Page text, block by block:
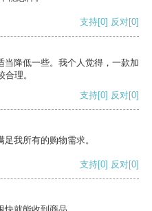
支持[0] 反对[0]
降低一些。我个人觉得，一款加
理。
支持[0] 反对[0]
我所有的购物需求。
支持[0] 反对[0]